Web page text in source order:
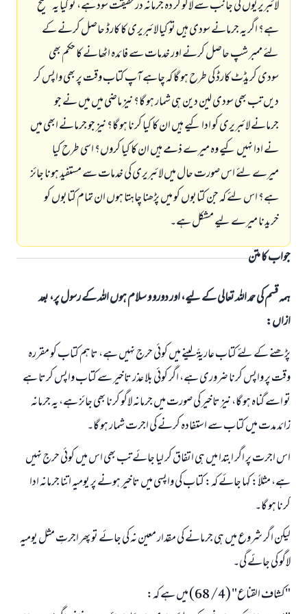
لائبریریوں کی جانب سے لاگو کر دہ جرمانہ در حقیقت سود ہے، تو کیا یہ صحیح
ہے؟ اگر یہ جرمانے سودی ہیں تو کیا لائبریری کا کارڈ حاصل کرنے کے
لئے ممبر شپ حاصل کرنے اور خدمات سے فائدہ اٹھانے کا حکم بھی
سودی کریڈٹ کارڈ کی طرح ہو گا کہ چاہے آپ کتاب وقت پر بھی واپس کر
دیں تب بھی سودی لین دین ہی شمار ہو گا؟ نیز ماضی میں میں نے جو
جرمانے لائبریری کو ادا کیے ہیں ان کا کیا کرنا ہو گا؟ نیز جو جرمانے ابھی میں
نے ادا نہیں کیے وہ میرے ذمے ہیں ان کا کیا کروں؟ اسی طرح کیا
میرے لئے اس صورت حال میں لائبریری کی خدمات سے مستفید ہونا جائز
ہے؟ اس لئے کہ جن کتابوں کو میں پڑھنا چاہتا ہوں ان تمام کتابوں کو
خریدنا میرے لیے مشکل ہے۔
جواب کا متن
ہمہ قسم کی حمد اللہ تعالی کے لیے، اور دورو و سلام ہوں اللہ کے رسول پر، بعد
ازاں:
پڑھنے کے لئے کتاب عاریۃً لینے میں کوئی حرج نہیں ہے، تاہم کتاب کو مقررہ
وقت پر واپس کرنا ضروری ہے، اگر کوئی بلا عذر تاخیر سے کتاب واپس کرتا ہے
تو اسے گناہ ہو گا، نیز تاخیر کی صورت میں جرمانہ لاگو کرنا بھی جائز ہے، یہ جرمانہ
زائد مدت میں کتاب سے استفادہ کرنے کی اجرت شمار ہو گا۔
اس اجرت پر اگر ابتدا میں ہی اتفاق کر لیا جائے تب بھی اس میں کوئی حرج نہیں
ہے، مثلاً: کہا جائے کہ: کتاب کی واپسی میں تاخیر ہونے پر یومیہ اتنا جرمانہ ادا
کرنا ہو گا۔
لیکن اگر شروع میں ہی جرمانے کی مقدار معین نہ کی جائے تو پھر اجرتِ مثل یومیہ
لاگو کی جائے گی۔
"کشاف القناع" (4/ 68) میں ہے کہ: